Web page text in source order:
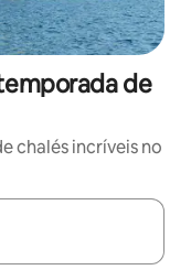
de
chalés incríveis no
explore-os